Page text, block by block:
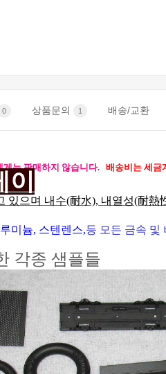
0 상품문의 1 배송/교환
게는 판매하지 않습니다. 배송비는 세금
이
있으며 내수(耐水), 내열성(耐熱
미늄, 스텐렌스,등 모든 금속 및
각종 샘플들